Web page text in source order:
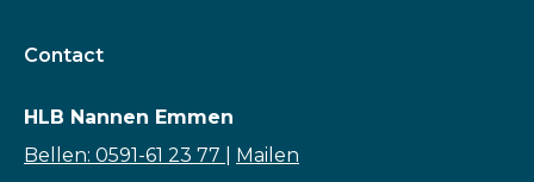
Contact
HLB Nannen Emmen
Bellen: 0591-61 23 77
Mailen